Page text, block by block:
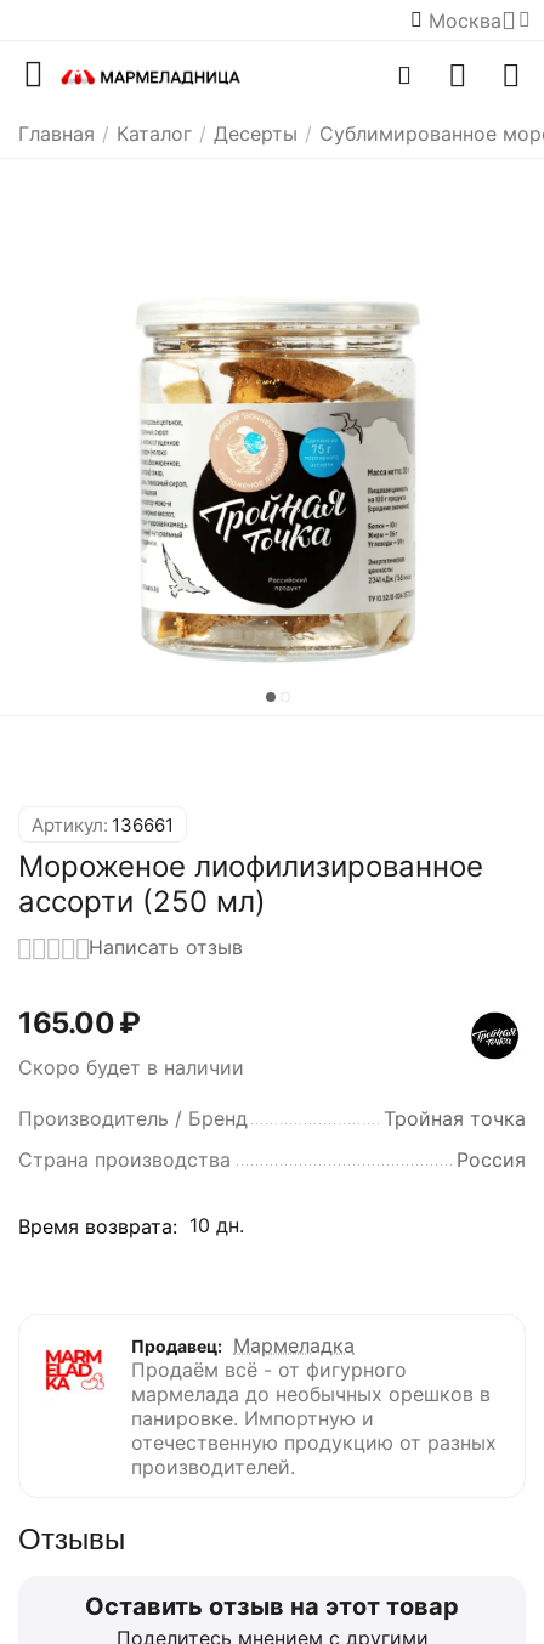
Москва
Главная / Каталог / Десерты / Сублимированное
Артикул: 136661
Мороженое лиофилизированное
ассорти (250 мл)
Написать отзыв
165.00₽
Скоро будет в наличии
Производитель / Бренд
Тройная точка
Страна производства
Россия
Время возврата: 10 дн.
Продавец: Мармеладка
Продаём всё - от фигурного
мармелада до необычных орешков в
панировке. Импортную и
отечественную продукцию от разных
производителей.
Отзывы
Оставить отзыв на этот товар
Поделитесь мнением с другими